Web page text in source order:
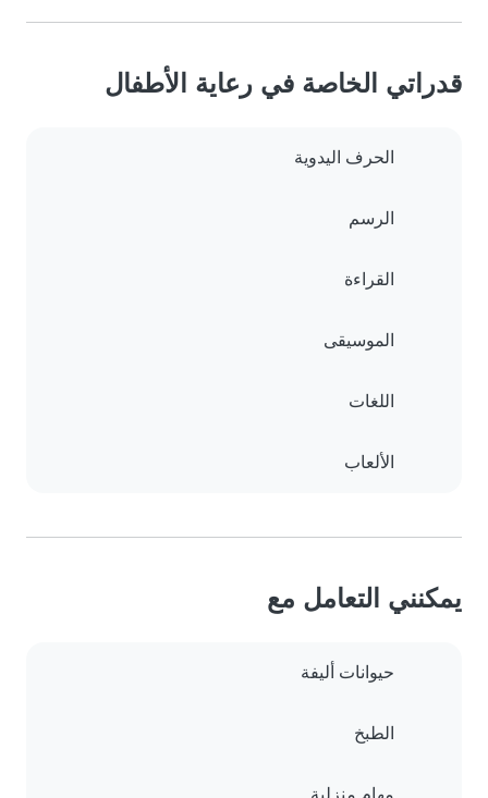
قدراتي الخاصة في رعاية الأطفال
الحرف اليدوية
الرسم
القراءة
الموسيقى
اللغات
الألعاب
يمكنني التعامل مع
حيوانات أليفة
الطبخ